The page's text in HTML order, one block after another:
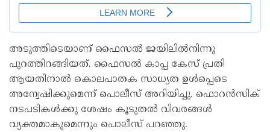
അടുത്തിടെയാണ് ഫൈസൽ ജയിലിൽനിന്നു
പുറത്തിറങ്ങിയത്. ഫൈസൽ കാപ്പ കേസ് പ്രതി
ആയതിനാൽ കൊലപാതക സാധ്യത ഉൾപ്പെടെ
അന്വേഷിക്കുമെന്ന് പൊലീസ് അറിയിച്ചു. ഫൊറൻസിക്
നടപടികൾക്കു ശേഷം കൂടുതൽ വിവരങ്ങൾ
വ്യക്തമാകുമെന്നും പൊലീസ് പറഞ്ഞു.